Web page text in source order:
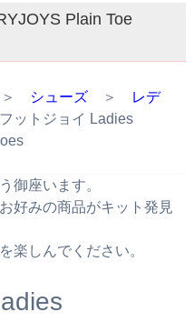
Plain Toe
シューズ＞
レデ
トジョイ Ladies
御座います。
好みの商品がキット発見
楽しんでください。